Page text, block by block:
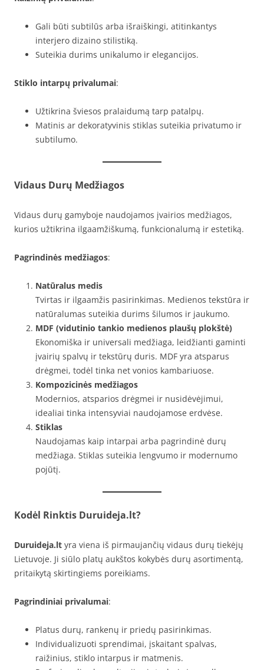
Gali būti subtilūs arba išraiškingi, atitinkantys
interjero dizaino stilistiką.
Suteikia durims unikalumo ir elegancijos.
Stiklo intarpų privalumai:
Užtikrina šviesos pralaidumą tarp patalpų.
Matinis ar dekoratyvinis stiklas suteikia privatumo ir
subtilumo.
Vidaus Durų Medžiagos
Vidaus durų gamyboje naudojamos įvairios medžiagos,
kurios užtikrina ilgaamžiškumą, funkcionalumą ir estetiką.
Pagrindinės medžiagos:
Natūralus medis
Tvirtas ir ilgaamžis pasirinkimas. Medienos tekstūra ir
natūralumas suteikia durims šilumos ir jaukumo.
MDF (vidutinio tankio medienos plaušų plokštė)
Ekonomiška ir universali medžiaga, leidžianti gaminti
įvairių spalvų ir tekstūrų duris. MDF yra atsparus
drėgmei, todėl tinka net vonios kambariuose.
Kompozicinės medžiagos
Modernios, atsparios drėgmei ir nusidėvėjimui,
idealiai tinka intensyviai naudojamose erdvėse.
Stiklas
Naudojamas kaip intarpai arba pagrindinė durų
medžiaga. Stiklas suteikia lengvumo ir modernumo
pojūtį.
Kodėl Rinktis Duruideja.lt?
Duruideja.lt yra viena iš pirmaujančių vidaus durų tiekėjų
Lietuvoje. Ji siūlo platų aukštos kokybės durų asortimentą,
pritaikytą skirtingiems poreikiams.
Pagrindiniai privalumai:
Platus durų, rankenų ir priedų pasirinkimas.
Individualizuoti sprendimai, įskaitant spalvas,
raižinius, stiklo intarpus ir matmenis.